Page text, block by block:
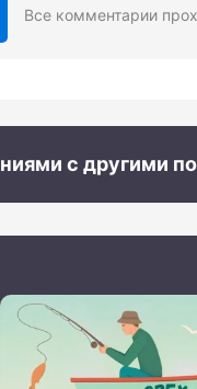
Все комментарии
с другими